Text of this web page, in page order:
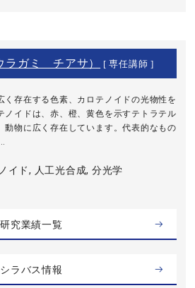
ガミ チアサ） [ 専任講師 ]
く存在する色素、カロテノイドの光物性を
ノイドは、赤、橙、黄色を示すテトラテル
動物に広く存在しています。代表的なもの
イド, 人工光合成, 分光学
研究業績一覧
シラバス情報